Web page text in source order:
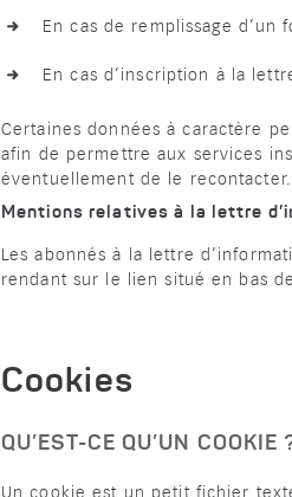
En cas de remplissage d’un
En cas d’inscription à la
Certaines données à caractère
afin de permettre aux services
éventuellement de le recontacter.
Mentions relatives à la lettre
Les abonnés à la lettre
rendant sur le lien situé en bas
Cookies
QU’EST-CE QU’UN COOKIE
Un cookie est un petit fichier